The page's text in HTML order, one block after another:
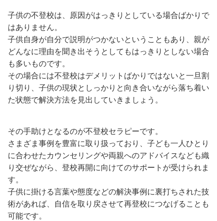
子供の不登校は、原因がはっきりとしている場合ばかりで
はありません。
子供自身が自分で説明がつかないということもあり、親が
どんなに理由を聞き出そうとしてもはっきりとしない場合
も多いものです。
その場合には不登校はデメリットばかりではないと一旦割
り切り、子供の現状としっかりと向き合いながら落ち着い
た状態で解決方法を見出していきましょう。
その手助けとなるのが不登校セラピーです。
さまざま事例を豊富に取り扱っており、子ども一人ひとり
に合わせたカウンセリングや両親へのアドバイスなども織
り交ぜながら、登校再開に向けてのサポートが受けられま
す。
子供に掛ける言葉や態度などの解決事例に裏打ちされた技
術があれば、自信を取り戻させて再登校につなげることも
可能です。